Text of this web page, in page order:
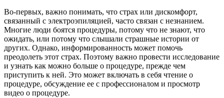
Во-первых, важно понимать, что страх или дискомфорт,
связанный с электроэпиляцией, часто связан с незнанием.
Многие люди боятся процедуры, потому что не знают, что
ожидать, или потому что слышали страшные истории от
других. Однако, информированность может помочь
преодолеть этот страх. Поэтому важно провести исследование
и узнать как можно больше о процедуре, прежде чем
приступить к ней. Это может включать в себя чтение о
процедуре, обсуждение ее с профессионалом и просмотр
видео о процедуре.